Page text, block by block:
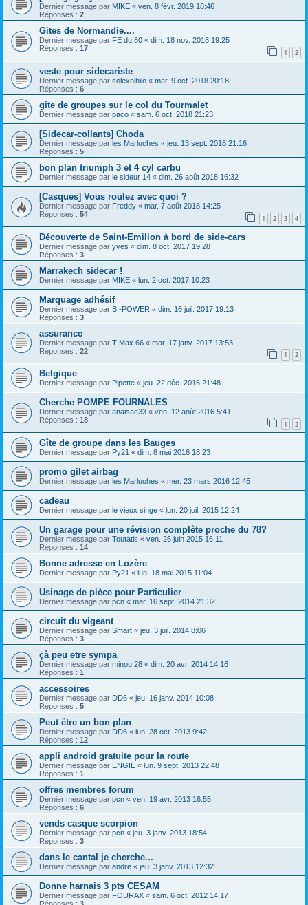
Dernier message par MIKE « ven. 8 févr. 2019 18:46
Réponses : 2
Gites de Normandie....
Dernier message par FE du 80 « dim. 18 nov. 2018 19:25
Réponses : 17 1 2
veste pour sidecariste
Dernier message par solexnihilo « mar. 9 oct. 2018 20:18
Réponses : 6
gite de groupes sur le col du Tourmalet
Dernier message par paco « sam. 6 oct. 2018 21:23
[Sidecar-collants] Choda
Dernier message par les Marluches « jeu. 13 sept. 2018 21:16
Réponses : 5
bon plan triumph 3 et 4 cyl carbu
Dernier message par le sideur 14 « dim. 26 août 2018 16:32
[Casques] Vous roulez avec quoi ?
Dernier message par Freddy « mar. 7 août 2018 14:25
Réponses : 54 1 2 3 4
Découverte de Saint-Emilion à bord de side-cars
Dernier message par yves « dim. 8 oct. 2017 19:28
Réponses : 3
Marrakech sidecar !
Dernier message par MIKE « lun. 2 oct. 2017 10:23
Marquage adhésif
Dernier message par BI-POWER « dim. 16 juil. 2017 19:13
Réponses : 3
assurance
Dernier message par T Max 66 « mar. 17 janv. 2017 13:53
Réponses : 22 1 2
Belgique
Dernier message par Pipette « jeu. 22 déc. 2016 21:48
Cherche POMPE FOURNALES
Dernier message par anaisac33 « ven. 12 août 2016 5:41
Réponses : 18 1 2
Gîte de groupe dans les Bauges
Dernier message par Py21 « dim. 8 mai 2016 18:23
promo gilet airbag
Dernier message par les Marluches « mer. 23 mars 2016 12:45
cadeau
Dernier message par le vieux singe « lun. 20 juil. 2015 12:24
Un garage pour une révision complète proche du 78?
Dernier message par Toutatis « ven. 26 juin 2015 16:11
Réponses : 14
Bonne adresse en Lozère
Dernier message par Py21 « lun. 18 mai 2015 11:04
Usinage de pièce pour Particulier
Dernier message par pcn « mar. 16 sept. 2014 21:32
circuit du vigeant
Dernier message par Smart « jeu. 3 juil. 2014 8:06
Réponses : 3
çà peu etre sympa
Dernier message par minou 28 « dim. 20 avr. 2014 14:16
Réponses : 1
accessoires
Dernier message par DD6 « jeu. 16 janv. 2014 10:08
Réponses : 5
Peut être un bon plan
Dernier message par DD6 « lun. 28 oct. 2013 9:42
Réponses : 12
appli android gratuite pour la route
Dernier message par ENGIE « lun. 9 sept. 2013 22:48
Réponses : 1
offres membres forum
Dernier message par pcn « ven. 19 avr. 2013 16:55
Réponses : 6
vends casque scorpion
Dernier message par pcn « jeu. 3 janv. 2013 18:54
Réponses : 3
dans le cantal je cherche...
Dernier message par andre « jeu. 3 janv. 2013 12:32
Donne harnais 3 pts CESAM
Dernier message par FOURAX « sam. 6 oct. 2012 14:17